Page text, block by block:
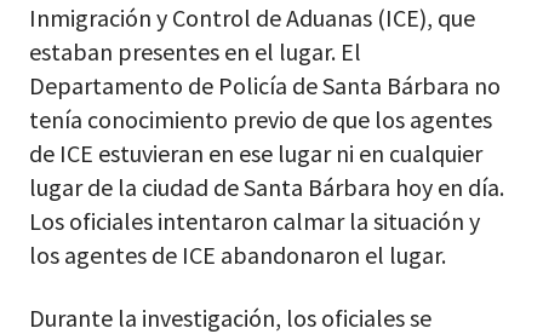
Inmigración y Control de Aduanas (ICE), que
estaban presentes en el lugar. El
Departamento de Policía de Santa Bárbara no
tenía conocimiento previo de que los agentes
de ICE estuvieran en ese lugar ni en cualquier
lugar de la ciudad de Santa Bárbara hoy en día.
Los oficiales intentaron calmar la situación y
los agentes de ICE abandonaron el lugar.
Durante la investigación, los oficiales se